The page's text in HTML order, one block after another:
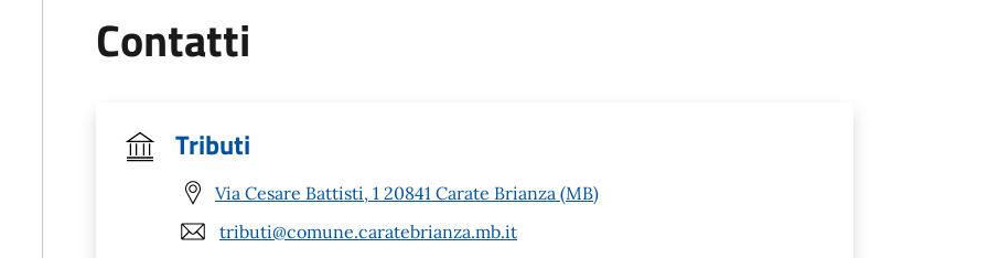
Contatti
Tributi
Via Cesare Battisti, 1 20841 Carate Brianza (MB)
tributi@comune.caratebrianza.mb.it